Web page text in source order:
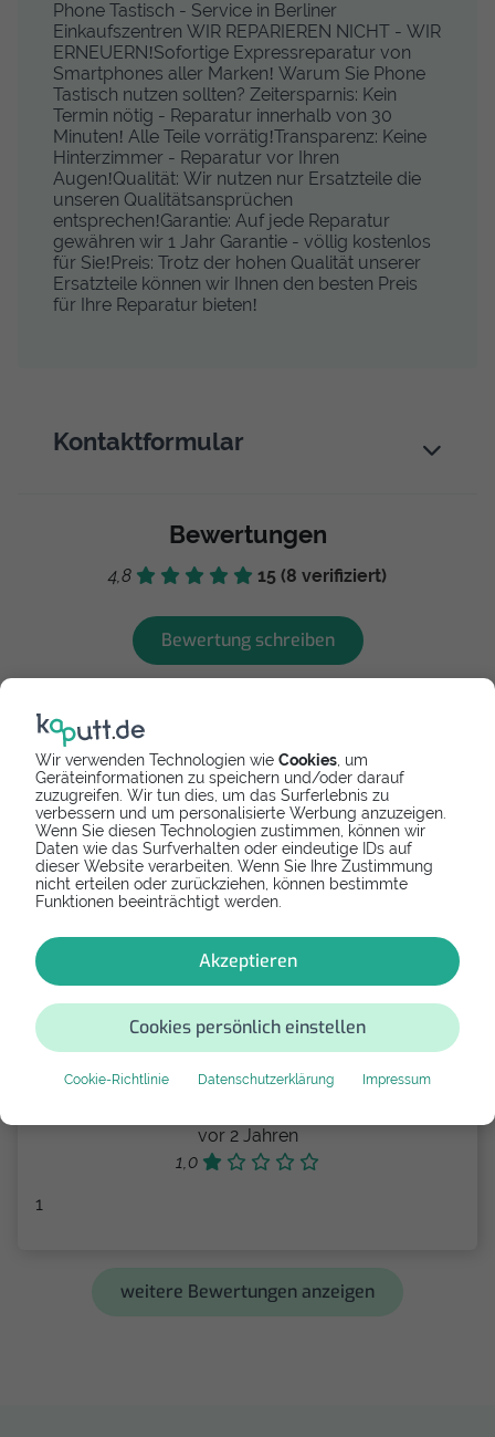
Wir verwenden Technologien wie Cookies , um
Geräteinformationen zu speichern und/oder darauf
zuzugreifen. Wir tun dies, um das Surferlebnis zu
verbessern und um personalisierte Werbung anzuzeigen.
Wenn Sie diesen Technologien zustimmen, können wir
Daten wie das Surfverhalten oder eindeutige IDs auf
dieser Website verarbeiten. Wenn Sie Ihre Zustimmung
nicht erteilen oder zurückziehen, können bestimmte
Funktionen beeinträchtigt werden.
Akzeptieren
Cookies persönlich einstellen
Cookie-Richtlinie Datenschutzerklärung Impressum
Phone Tastisch - Service in Berliner
Einkaufszentren WIR REPARIEREN NICHT - WIR
ERNEUERN!Sofortige Expressreparatur von
Smartphones aller Marken! Warum Sie Phone
Tastisch nutzen sollten? Zeitersparnis: Kein
Termin nötig - Reparatur innerhalb von 30
Minuten! Alle Teile vorrätig!Transparenz: Keine
Hinterzimmer - Reparatur vor Ihren
Augen!Qualität: Wir nutzen nur Ersatzteile die
unseren Qualitätsansprüchen
entsprechen!Garantie: Auf jede Reparatur
gewähren wir 1 Jahr Garantie - völlig kostenlos
für Sie!Preis: Trotz der hohen Qualität unserer
Ersatzteile können wir Ihnen den besten Preis
für Ihre Reparatur bieten!
Kontaktformular
Bewertungen
4,8 15 (8 verifiziert)
Bewertung schreiben
vor 4 Monaten
5,0
Super Service, tolles Personal.
Sehr nett, super Service, sehr schnell :) Danke!
vor 2 Jahren
1,0
1
weitere Bewertungen anzeigen